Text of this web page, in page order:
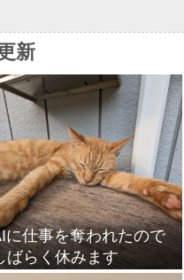
新
に仕事を奪われたので
ばらく休みます